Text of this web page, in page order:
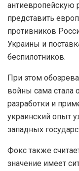
антиевропейскую
представить
противников
Украины и
беспилотников.
При этом
войны сама стала
разработки и
украинский опыт
западных
Фокс также
значение имеет